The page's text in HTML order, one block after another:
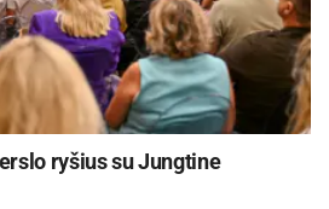
ryšius su Jungtine